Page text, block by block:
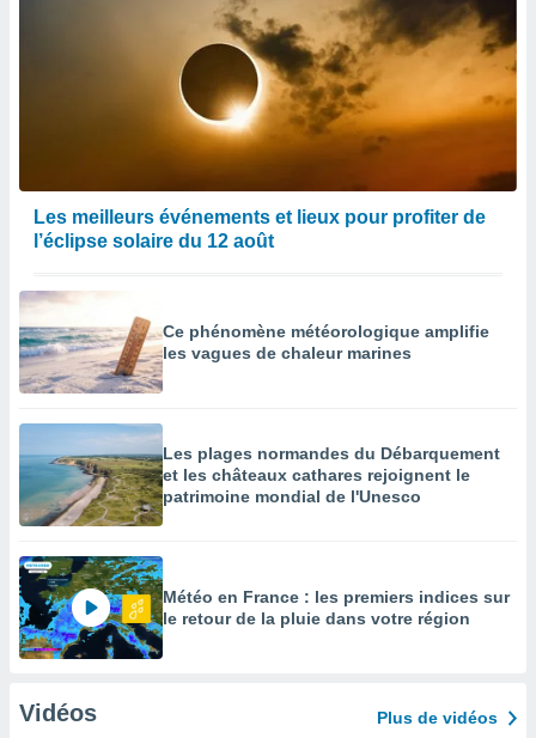
Les meilleurs événements et lieux pour profiter de
l’éclipse solaire du 12 août
Ce phénomène météorologique amplifie
les vagues de chaleur marines
Les plages normandes du Débarquement
et les châteaux cathares rejoignent le
patrimoine mondial de l'Unesco
Météo en France : les premiers indices sur
le retour de la pluie dans votre région
Vidéos Plus de vidéos